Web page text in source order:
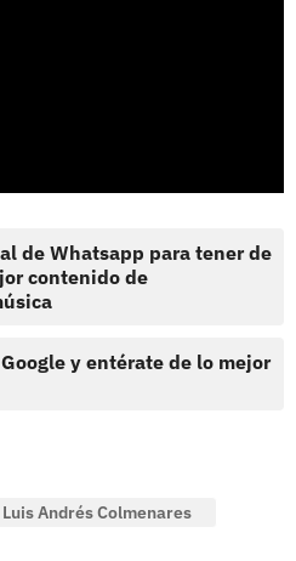
de Whatsapp para tener de
contenido de
y entérate de lo mejor
Luis Andrés Colmenares